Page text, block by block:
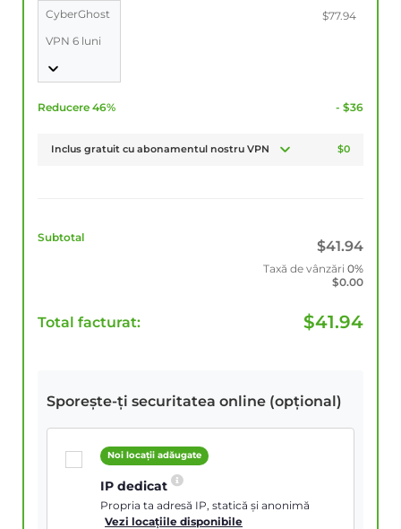
CyberGhost
VPN 6 luni
$77.94
Reducere 46% - $36
Inclus gratuit cu abonamentul nostru VPN $0
Subtotal
$41.94
Taxă de vânzări 0%
$0.00
Total facturat: $41.94
Sporește-ți securitatea online (opțional)
Noi locații adăugate
IP dedicat
Propria ta adresă IP, statică și anonimă
Vezi locațiile disponibile